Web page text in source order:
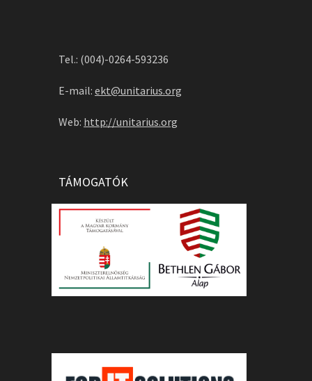
Tel.: (004)-0264-593236
E-mail: ekt@unitarius.org
Web: http://unitarius.org
TÁMOGATÓK